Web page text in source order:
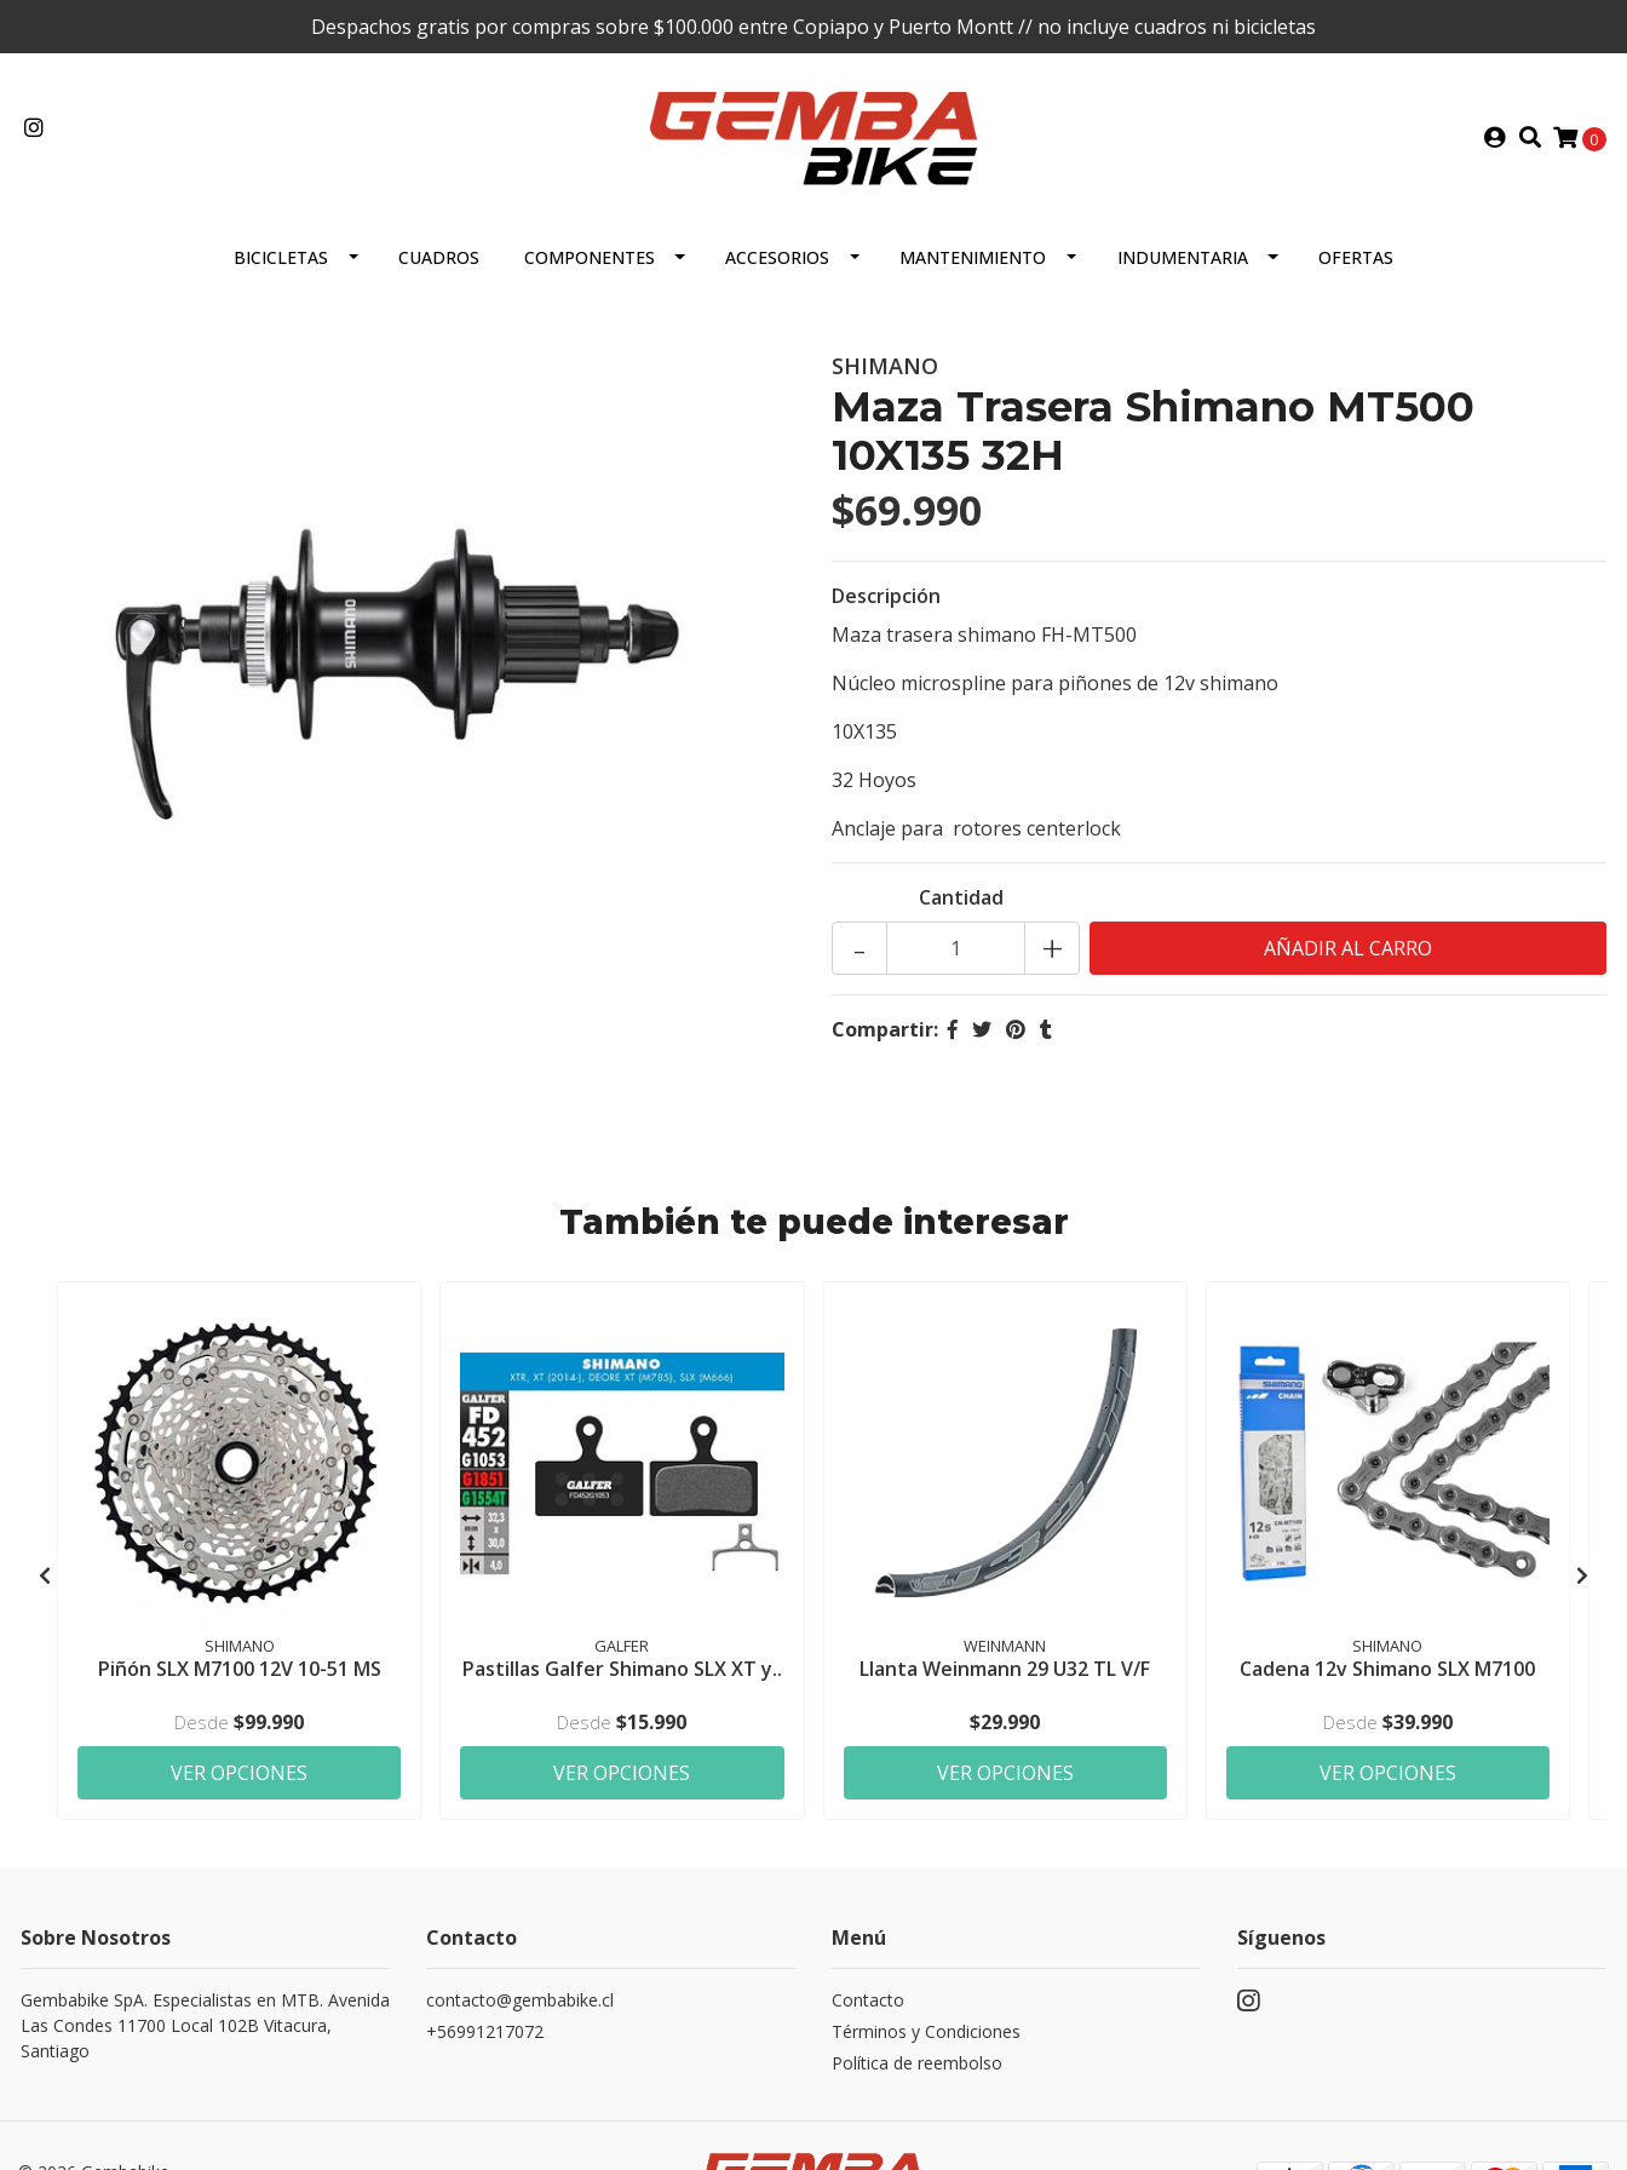
Despachos gratis por compras sobre $100.000 entre Copiapo y Puerto Montt // no incluye cuadros ni bicicletas
0
BICICLETAS CUADROS COMPONENTES ACCESORIOS MANTENIMIENTO INDUMENTARIA OFERTAS
SHIMANO
Maza Trasera Shimano MT500
10X135 32H
$69.990
Descripción
Maza trasera shimano FH-MT500
Núcleo microspline para piñones de 12v shimano
10X135
32 Hoyos
Anclaje para rotores centerlock
Cantidad
+
-
Compartir:
También te puede interesar
SHIMANO
Piñón SLX M7100 12V 10-51 MS
Desde$99.990
VER OPCIONES
GALFER
Pastillas Galfer Shimano SLX XT y..
Desde$15.990
VER OPCIONES
WEINMANN
Llanta Weinmann 29 U32 TL V/F
$29.990
VER OPCIONES
SHIMANO
Cadena 12v Shimano SLX M7100
Desde $39.990
VER OPCIONES
Sobre Nosotros
Gembabike SpA. Especialistas en MTB. Avenida
Las Condes 11700 Local 102B Vitacura,
Santiago
Contacto
contacto@gembabike.cl
+56991217072
Menú
Contacto
Términos y Condiciones
Política de reembolso
Síguenos